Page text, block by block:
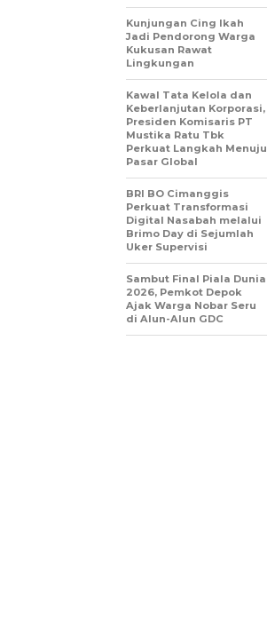
Kunjungan Cing Ikah
Jadi Pendorong Warga
Kukusan Rawat
Lingkungan
Kawal Tata Kelola dan
Keberlanjutan Korporasi,
Presiden Komisaris PT
Mustika Ratu Tbk
Perkuat Langkah Menuju
Pasar Global
BRI BO Cimanggis
Perkuat Transformasi
Digital Nasabah melalui
Brimo Day di Sejumlah
Uker Supervisi
Sambut Final Piala Dunia
2026, Pemkot Depok
Ajak Warga Nobar Seru
di Alun-Alun GDC